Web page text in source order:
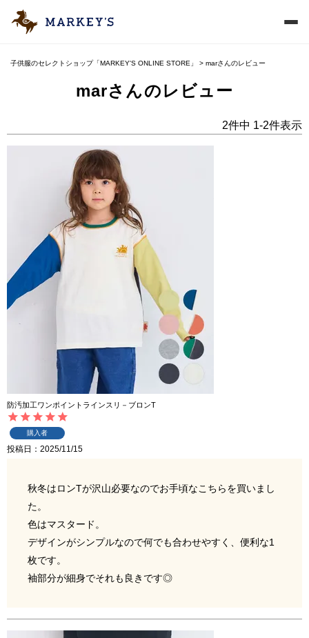
子供服のセレクトショップ「MARKEY'S ONLINE STORE」 marさんのレビュー
marさんのレビュー
2件中 1-2件表示
防汚加工ワンポイントラインスリ－ブロンT
購入者
投稿日 2025/11/15
秋冬はロンTが沢山必要なのでお手頃なこちらを買いまし
た。
色はマスタード。
デザインがシンプルなので何でも合わせやすく、便利な1
枚です。
袖部分が細身でそれも良きです◎